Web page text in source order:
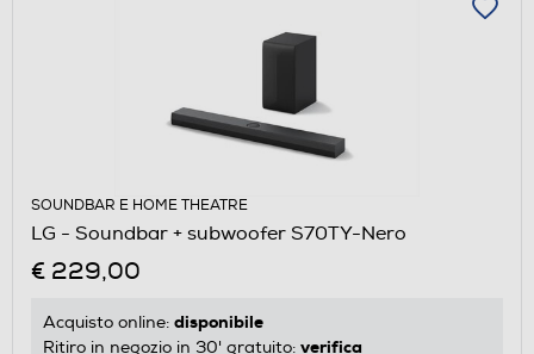
SOUNDBAR E HOME THEATRE
LG - Soundbar + subwoofer S70TY-Nero
€ 229,00
Acquisto online: disponibile
Ritiro in negozio in 30' gratuito: verifica